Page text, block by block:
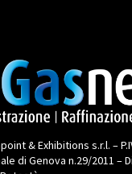
& Exhibitions s.r.l. –
di Genova n.29/2011 –